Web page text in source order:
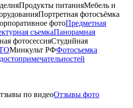
Продукты питанияМебель и
Портретная фотосъёмка
фотоПредметная
съемкаПанорамная
фотосессияСтудийная
Минкульт РФФотосъемка
по видеоОтзывы фото